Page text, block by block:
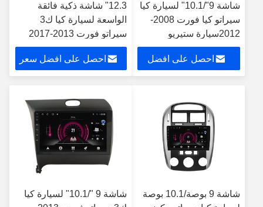
شاشة 9"/10.1" لسيارة كيا
سيراتو كيا فورت 2008-
2012سيارة ستيريو
الوسائط المتعددة
احصل على افضل
12.3" شاشة ذكية فائقة
الواسعة لسيارة كيا ك3
سيراتو فورت 2013-2017
احصل على افضل سعر
شاشة 9 بوصة/10.1 بوصة
شاشة 9 "/10.1" لسيارة كيا